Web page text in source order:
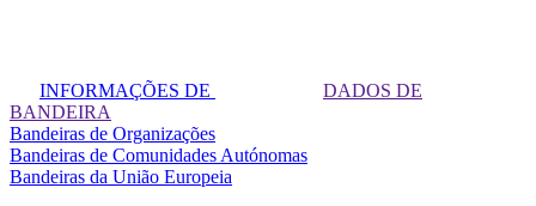
INFORMAÇÕES DE
DADOS DE
BANDEIRA
Bandeiras de Organizações
Bandeiras de Comunidades Autónomas
Bandeiras da União Europeia